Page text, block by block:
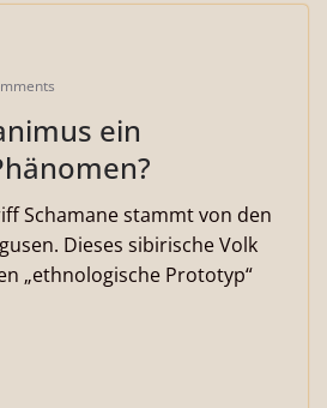
ein
Schamane stammt von den
Dieses sibirische Volk
„ethnologische Prototyp“